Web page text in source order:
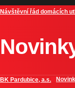
Návštěvní řád domácích
BK Pardubice, a.s.